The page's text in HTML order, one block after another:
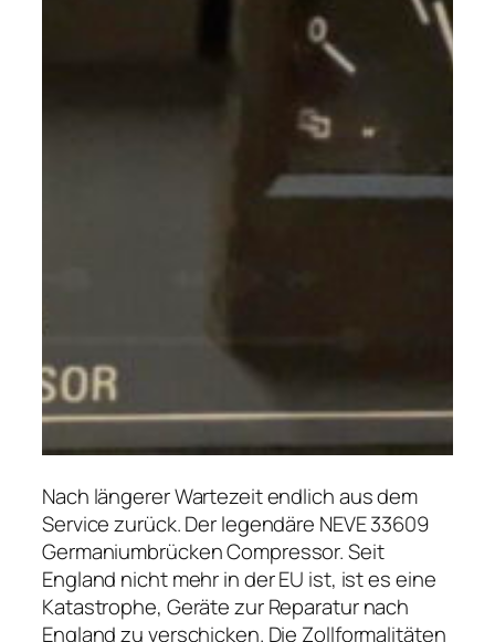
Nach längerer Wartezeit endlich aus dem
Service zurück. Der legendäre NEVE 33609
Germaniumbrücken Compressor. Seit
England nicht mehr in der EU ist, ist es eine
Katastrophe, Geräte zur Reparatur nach
England zu verschicken. Die Zollformalitäten